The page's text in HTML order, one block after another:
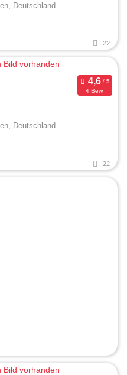
Deutschland
22
4 Bew.
Deutschland
22